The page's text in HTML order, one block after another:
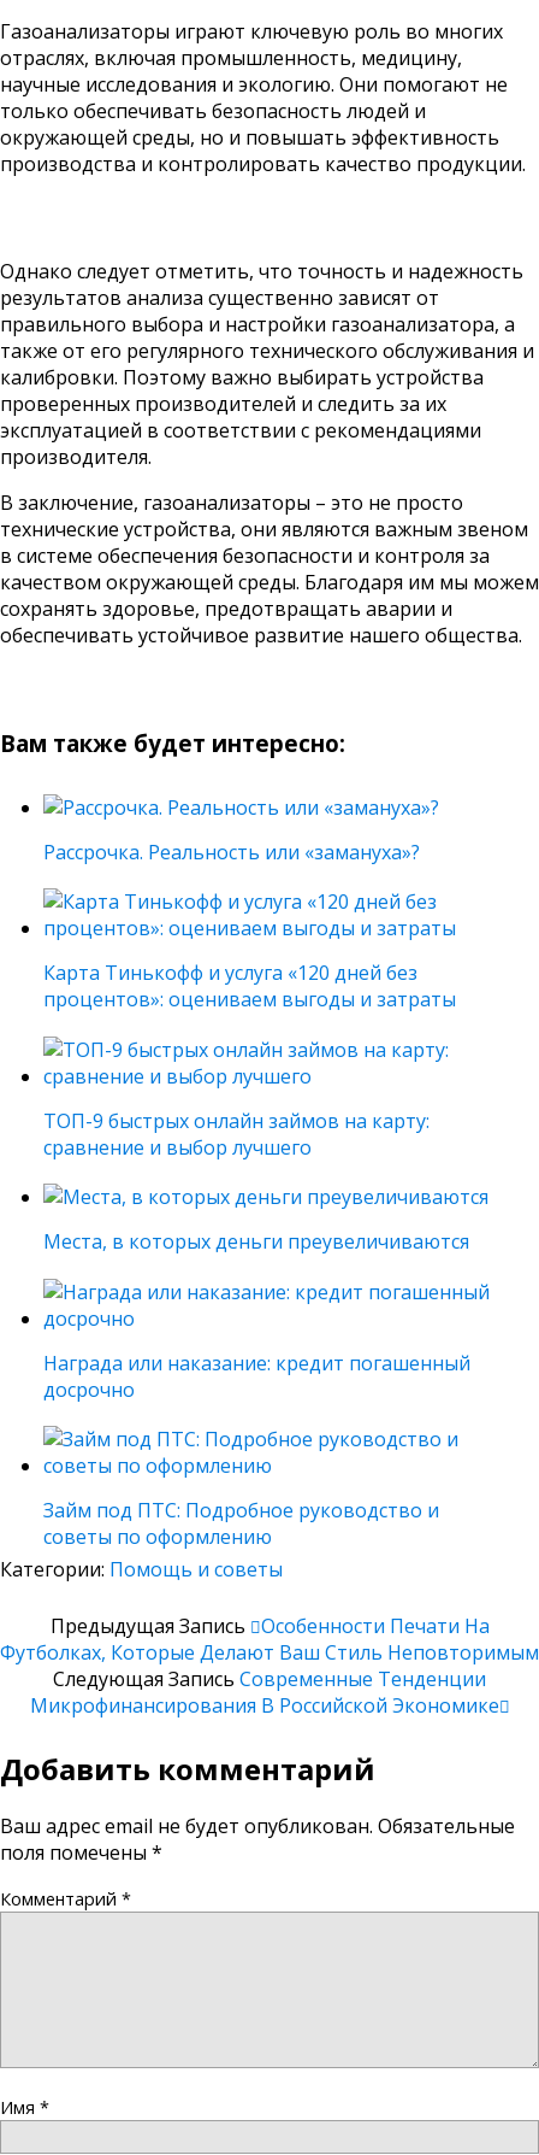
Газоанализаторы играют ключевую роль во многих
отраслях, включая промышленность, медицину,
научные исследования и экологию. Они помогают не
только обеспечивать безопасность людей и
окружающей среды, но и повышать эффективность
производства и контролировать качество продукции.
Однако следует отметить, что точность и надежность
результатов анализа существенно зависят от
правильного выбора и настройки газоанализатора, а
также от его регулярного технического обслуживания и
калибровки. Поэтому важно выбирать устройства
проверенных производителей и следить за их
эксплуатацией в соответствии с рекомендациями
производителя.
В заключение, газоанализаторы – это не просто
технические устройства, они являются важным звеном
в системе обеспечения безопасности и контроля за
качеством окружающей среды. Благодаря им мы можем
сохранять здоровье, предотвращать аварии и
обеспечивать устойчивое развитие нашего общества.
Вам также будет интересно:
Рассрочка. Реальность или «замануха»?
Карта Тинькофф и услуга «120 дней без
процентов»: оцениваем выгоды и затраты
ТОП-9 быстрых онлайн займов на карту:
сравнение и выбор лучшего
Места, в которых деньги преувеличиваются
Награда или наказание: кредит погашенный
досрочно
Займ под ПТС: Подробное руководство и
советы по оформлению
Категории: Помощь и советы
Предыдущая Запись
Особенности Печати На
Футболках, Которые Делают Ваш Стиль Неповторимым
Следующая Запись Современные Тенденции
Микрофинансирования В Российской Экономике
Добавить комментарий
Ваш адрес email не будет опубликован. Обязательные
поля помечены *
Комментарий *
Имя *